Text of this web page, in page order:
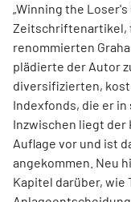
„Winning the
Zeitschriftenartikel,
renommierten
plädierte der Autor
diversifizierten,
Indexfonds, die er
Inzwischen liegt der
Auflage vor und ist
angekommen. Neu
Kapitel darüber, wie